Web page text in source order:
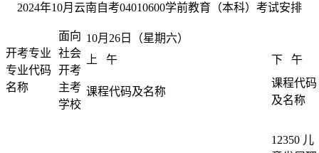
2024年10月云南自考04010600学前教育（本科）考试安排
开考专业
专业代码
名称
面向
社会
开考
主考
学校
10月26日（星期六）
上 午
下 午
课程代码及名称
课程代码
及名称
12350 儿